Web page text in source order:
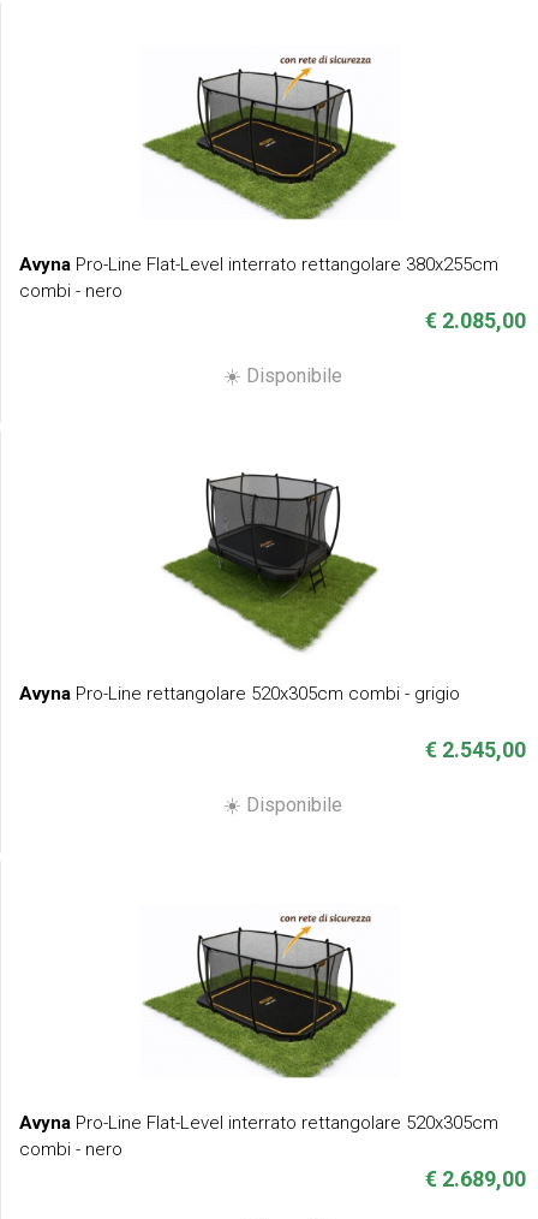
Avyna Pro-Line Flat-Level interrato rettangolare 380x255cm
combi - nero
€ 2.085,00
☀️ Disponibile
Avyna Pro-Line rettangolare 520x305cm combi - grigio
€ 2.545,00
☀️ Disponibile
Avyna Pro-Line Flat-Level interrato rettangolare 520x305cm
combi - nero
€ 2.689,00